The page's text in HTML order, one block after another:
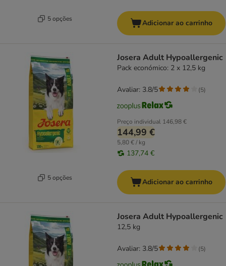
5 opções Adicionar ao carrinho
5 opções
Josera Adult Hypoallergenic
Pack económico: 2 x 12,5 kg
Preço individual 146,98 €
144,99 €
5,80 € / kg
137,74 €
Avaliar: 3.8/5 (5)
Adicionar ao carrinho
Josera Adult Hypoallergenic
12,5 kg
Avaliar: 3.8/5 (5)